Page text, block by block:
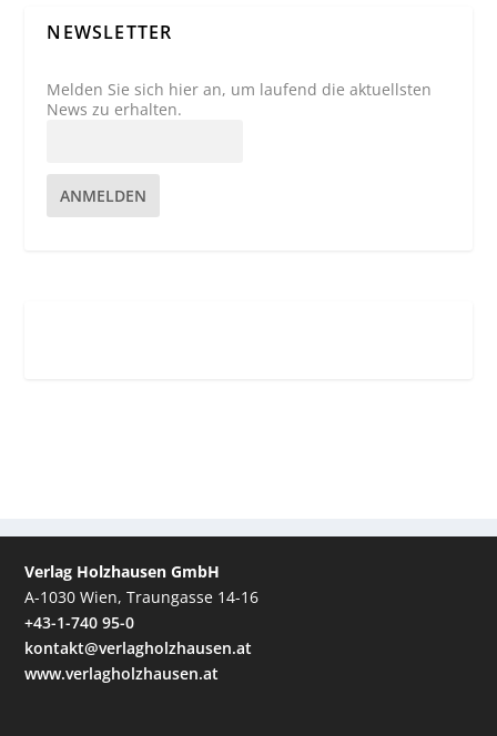
NEWSLETTER
Melden Sie sich hier an, um laufend die aktuellsten
News zu erhalten.
ANMELDEN
Verlag Holzhausen GmbH
A-1030 Wien, Traungasse 14-16
+43-1-740 95-0
kontakt@verlagholzhausen.at
www.verlagholzhausen.at